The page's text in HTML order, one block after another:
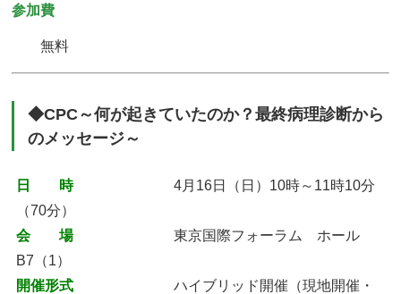
参加費
無料
◆CPC～何が起きていたのか？最終病理診断から
のメッセージ～
日 時4月16日（日）10時～11時10分
（70分）
会 場東京国際フォーラム ホール
B7（1）
開催形式ハイブリッド開催（現地開催・